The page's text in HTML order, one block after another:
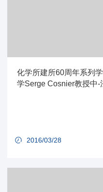
化学所建所60周年系列
学Serge Cosnier教授中-
2016/03/28